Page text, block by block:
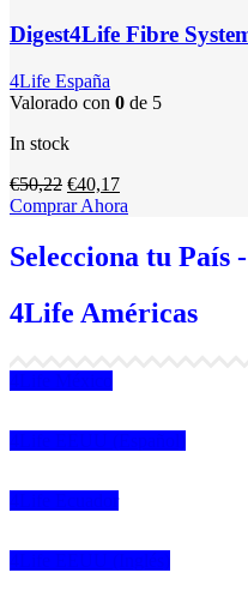
Digest4Life Fibre
4Life España
Valorado con 0 de 5
In stock
€50,22 El
precio
era:
€50,22.
€40,17El
precio
€40,17.
Comprar Ahora
Selecciona tu País
4Life Américas